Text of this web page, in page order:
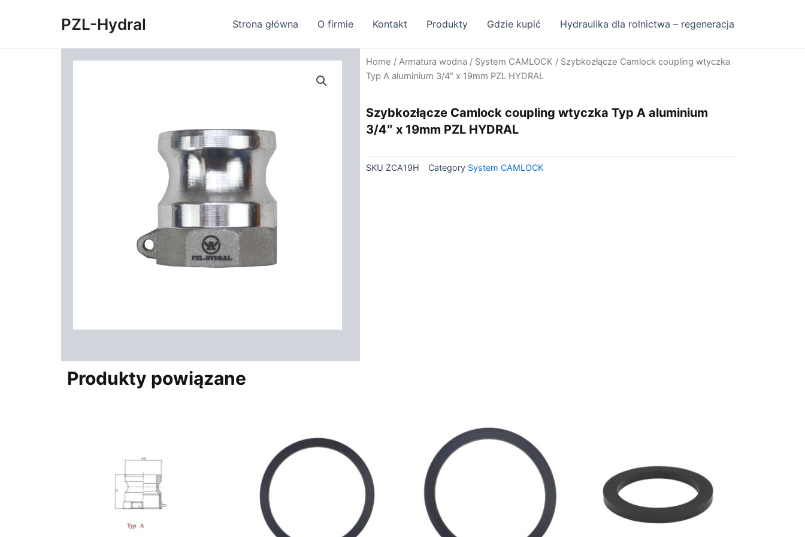
PZL-Hydral Strona główna O firmie Kontakt Produkty Gdzie kupić Hydraulika dla rolnictwa – regeneracja
Home / Armatura wodna / System CAMLOCK / Szybkozłącze Camlock coupling wtyczka
Typ A aluminium 3/4″ x 19mm PZL HYDRAL
Szybkozłącze Camlock coupling wtyczka Typ A aluminium
3/4″ x 19mm PZL HYDRAL
SKU ZCA19H Category System CAMLOCK
Produkty powiązane